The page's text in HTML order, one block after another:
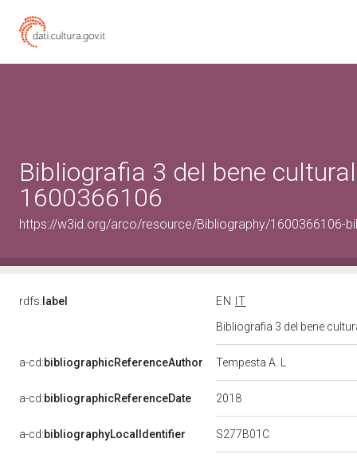
Bibliografia 3 del bene
1600366106
https://w3id.org/arco/resource/Bibliography/1600366106-
rdfs: label EN
IT
Bibliografia 3 del bene
a-cd:bibliographicReferenceAuthor Tempesta A. L
a-cd:bibliographicReferenceDate 2018
a-cd:bibliographyLocalIdentifier S277B01C